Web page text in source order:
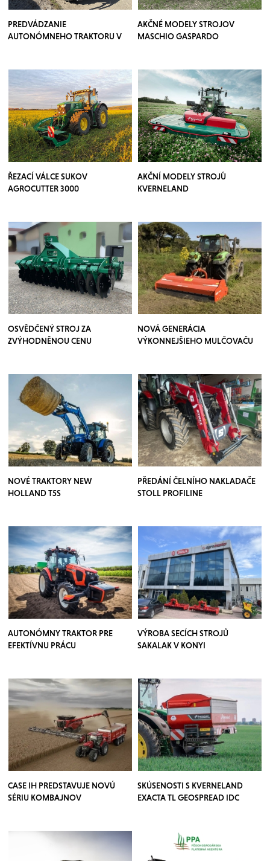
PREDVÁDZANIE
AUTONÓMNEHO TRAKTORU V
AKČNÉ MODELY STROJOV
MASCHIO GASPARDO
ŘEZACÍ VÁLCE SUKOV
AGROCUTTER 3000
AKČNÍ MODELY STROJŮ
KVERNELAND
OSVĚDČENÝ STROJ ZA
ZVÝHODNĚNOU CENU
NOVÁ GENERÁCIA
VÝKONNEJŠIEHO MULČOVAČU
NOVÉ TRAKTORY NEW
HOLLAND T5S
PŘEDÁNÍ ČELNÍHO NAKLADAČE
STOLL PROFILINE
AUTONÓMNY TRAKTOR PRE
EFEKTÍVNU PRÁCU
VÝROBA SECÍCH STROJŮ
SAKALAK V KONYI
CASE IH PREDSTAVUJE NOVÚ
SÉRIU KOMBAJNOV
SKÚSENOSTI S KVERNELAND
EXACTA TL GEOSPREAD IDC